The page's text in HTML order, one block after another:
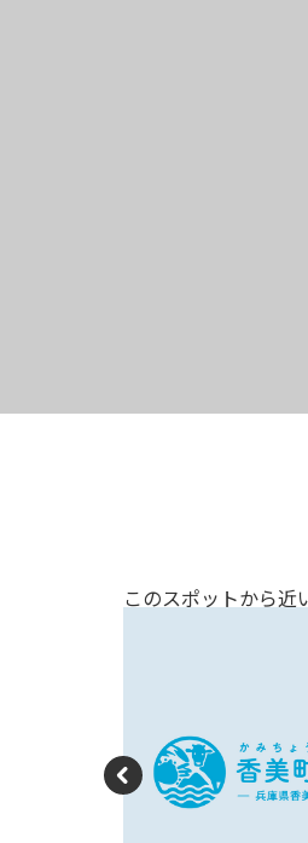
このスポットから近
P